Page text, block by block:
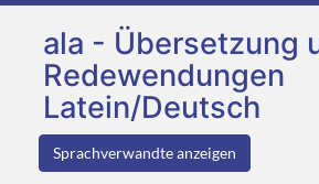
ala - Übersetzung
Redewendungen
Latein/Deutsch
Sprachverwandte anzeigen